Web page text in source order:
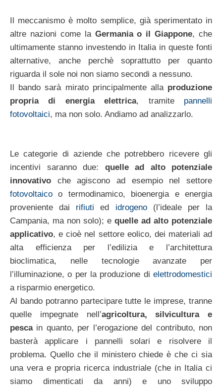
Il meccanismo è molto semplice, già sperimentato in
altre nazioni come la Germania o il Giappone, che
ultimamente stanno investendo in Italia in queste fonti
alternative, anche perchè soprattutto per quanto
riguarda il sole noi non siamo secondi a nessuno.
Il bando sarà mirato principalmente alla produzione
propria di energia elettrica, tramite pannelli
fotovoltaici, ma non solo. Andiamo ad analizzarlo.
Le categorie di aziende che potrebbero ricevere gli
incentivi saranno due: quelle ad alto potenziale
innovativo che agiscono ad esempio nel settore
fotovoltaicoo termodinamico, bioenergia e energia
proveniente dai rifiutied idrogeno (l’ideale per la
Campania, ma non solo); e quelle ad alto potenziale
applicativo, e cioè nel settore eolico, dei materiali ad
alta efficienza per l’edilizia e l’architettura
bioclimatica, nelle tecnologie avanzate per
l’illuminazione, o per la produzione di elettrodomestici
a risparmio energetico.
Al bando potranno partecipare tutte le imprese, tranne
quelle impegnate nell’agricoltura, silvicultura e
pescain quanto, per l’erogazione del contributo, non
basterà applicare i pannelli solari e risolvere il
problema. Quello che il ministero chiede è che ci sia
una vera e propria ricerca industriale (che in Italia ci
siamo dimenticati da anni) e uno sviluppo